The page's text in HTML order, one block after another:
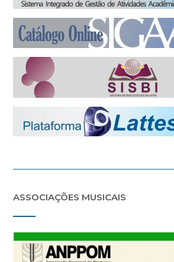
ASSOCIAÇÕES MUSICAIS